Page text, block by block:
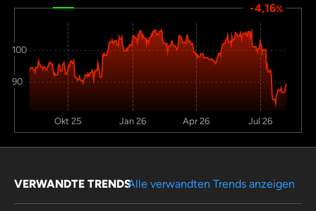
-4,16%
90
100
Okt 25 Jan 26 Apr 26 Jul 26
VERWANDTE TRENDSAlle verwandten Trends anzeigen